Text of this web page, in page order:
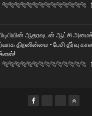
🐅🐅🐅🐅🐅🐅🐆🐆🐆🐆🐆🐆🐆🐆
ஆதரவுடன் ஆட்சி
திறனின்மை - பேசி தீர்வு
🐅🐅🐅🐅🐅🐅🐆🐆🐆🐆🐆🐆🐆🐆